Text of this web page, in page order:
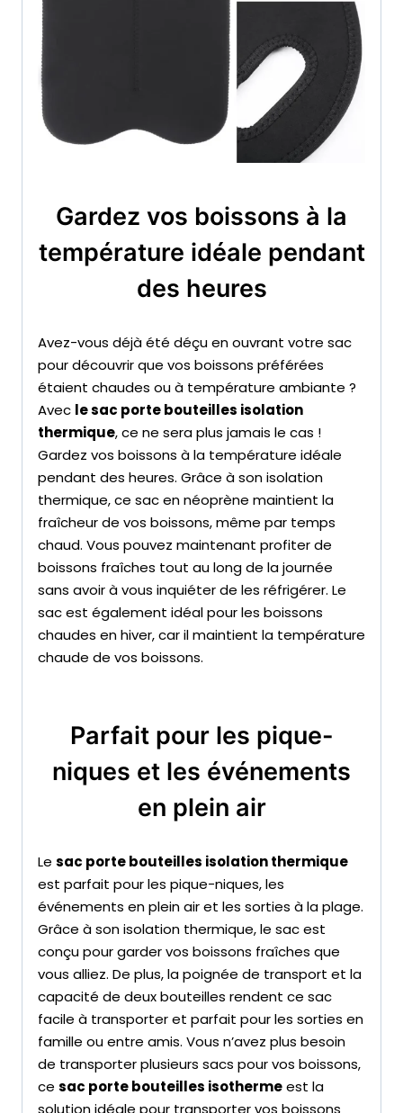
Gardez vos boissons à la
température idéale pendant
des heures
Avez-vous déjà été déçu en ouvrant votre sac
pour découvrir que vos boissons préférées
étaient chaudes ou à température ambiante ?
Avec le sac porte bouteilles isolation
thermique, ce ne sera plus jamais le cas !
Gardez vos boissons à la température idéale
pendant des heures. Grâce à son isolation
thermique, ce sac en néoprène maintient la
fraîcheur de vos boissons, même par temps
chaud. Vous pouvez maintenant profiter de
boissons fraîches tout au long de la journée
sans avoir à vous inquiéter de les réfrigérer. Le
sac est également idéal pour les boissons
chaudes en hiver, car il maintient la température
chaude de vos boissons.
Parfait pour les pique-
niques et les événements
en plein air
Le sac porte bouteilles isolation thermique
est parfait pour les pique-niques, les
événements en plein air et les sorties à la plage.
Grâce à son isolation thermique, le sac est
conçu pour garder vos boissons fraîches que
vous alliez. De plus, la poignée de transport et la
capacité de deux bouteilles rendent ce sac
facile à transporter et parfait pour les sorties en
famille ou entre amis. Vous n’avez plus besoin
de transporter plusieurs sacs pour vos boissons,
ce sac porte bouteilles isothermeest la
solution idéale pour transporter vos boissons